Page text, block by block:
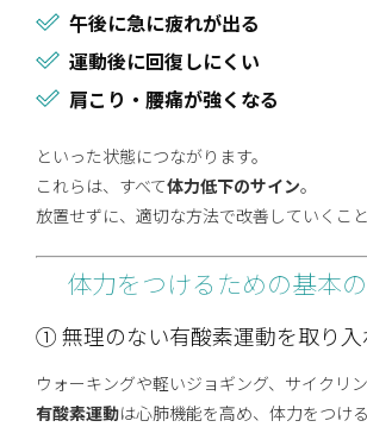
午後に急に疲れが出る
運動後に回復しにくい
肩こり・腰痛が強くなる
といった状態につながります。
これらは、すべて体力低下のサイン。
放置せずに、適切な方法で改善していくこと
体力をつけるための基本
① 無理のない有酸素運動を取り入
ウォーキングや軽いジョギング、サイクリ
有酸素運動は心肺機能を高め、体力をつける